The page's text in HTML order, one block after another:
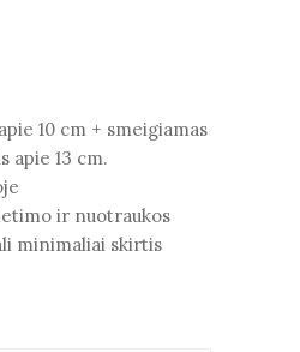
10 cm + smeigiamas
apie 13 cm.
ir nuotraukos
minimaliai skirtis